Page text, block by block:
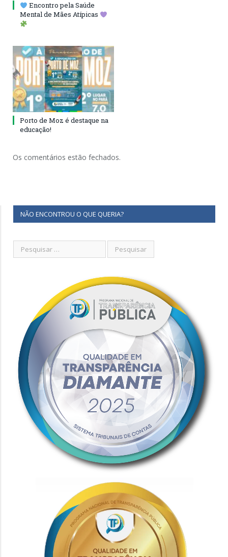
Encontro pela Saúde
Mental de Mães Atípicas
Porto de Moz é destaque na
educação!
Os comentários estão fechados.
NÃO ENCONTROU O QUE QUERIA?